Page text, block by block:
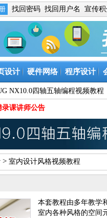
找回密码 找回用户名 宣传
设计 硬件网络 程序设计
NX10.0四轴五轴编程视频教程
录课讲师公告
> 室内设计风格视频教程
本套教程由多年教学
室内各种风格的空间